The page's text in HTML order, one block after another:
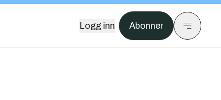
Logg inn Abonner